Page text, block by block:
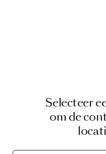
Selecteer
om de